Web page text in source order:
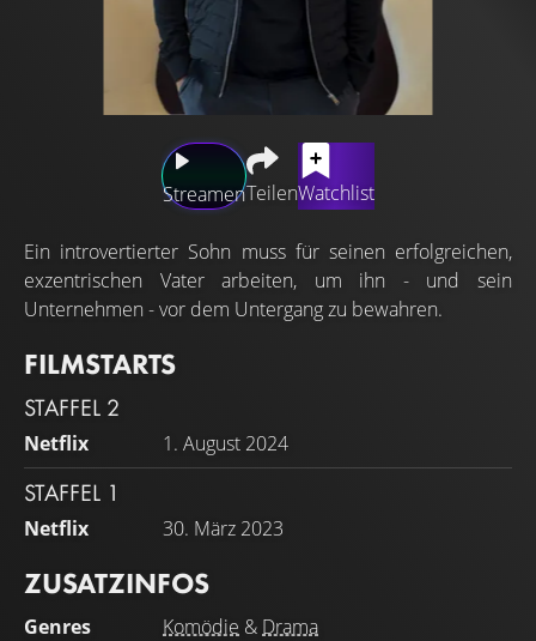
StreamenTeilenWatchlist
Ein introvertierter Sohn muss für seinen erfolgreichen,
exzentrischen Vater arbeiten, um ihn - und sein
Unternehmen - vor dem Untergang zu bewahren.
FILMSTARTS
STAFFEL 2
Netflix 1. August 2024
STAFFEL 1
Netflix 30. März 2023
ZUSATZINFOS
Genres Komödie & Drama